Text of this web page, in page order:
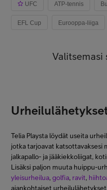
UFC ATP-tennis
EFL Cup Eurooppa-liiga
Valitsemasi
Telia Playsta löydät useita
jotka tarjoavat katsottavaksesi
jalkapallo- ja jääkiekkoliigat,
Lisäksi paljon muuta huippu-
yleisurheilua,golfia, ravit,
ajankohtaiset